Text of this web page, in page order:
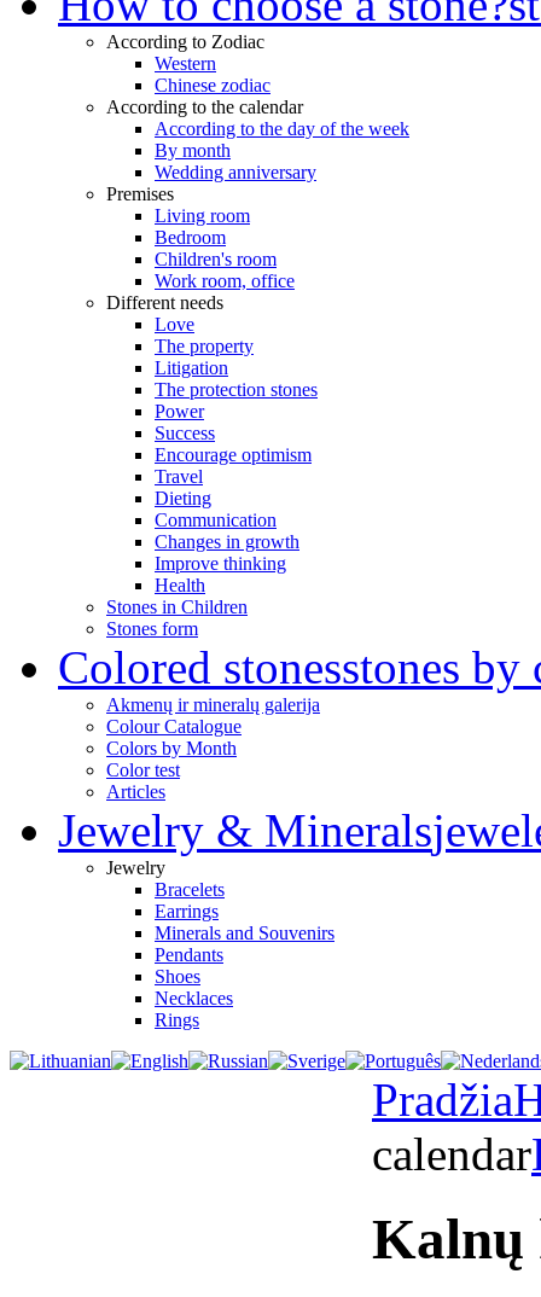
According to Zodiac
Western
Chinese zodiac
According to the calendar
According to the day of the week
By month
Wedding anniversary
Premises
Living room
Bedroom
Children's room
Work room, office
Different needs
Love
The property
Litigation
The protection stones
Power
Success
Encourage optimism
Travel
Dieting
Communication
Changes in growth
Improve thinking
Health
Stones in Children
Stones form
Colored stonesstones by
Akmenų ir mineralų galerija
Colour Catalogue
Colors by Month
Color test
Articles
Jewelry & Minerals
Jewelry
Bracelets
Earrings
Minerals and Souvenirs
Pendants
Shoes
Necklaces
Rings
Pradžia
calendar
Kalnų